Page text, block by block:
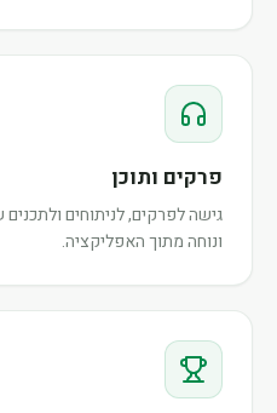
פרקים ותוכן
גישה לפרקים, לניתוחים
ונוחה מתוך האפליקציה.